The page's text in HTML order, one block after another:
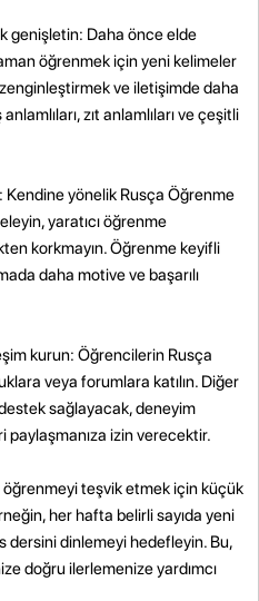
genişletin: Daha önce elde
öğrenmek için yeni kelimeler
ve iletişimde daha
zıt anlamlıları ve çeşitli
Kendine yönelik Rusça Öğrenme
yaratıcı öğrenme
korkmayın. Öğrenme keyifli
daha motive ve başarılı
kurun: Öğrencilerin Rusça
veya forumlara katılın. Diğer
sağlayacak, deneyim
paylaşmanıza izin verecektir.
teşvik etmek için küçük
her hafta belirli sayıda yeni
dersini dinlemeyi hedefleyin. Bu,
doğru ilerlemenize yardımcı